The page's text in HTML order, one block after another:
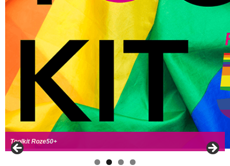
Roze50+ zoekt coll
Toolkit Roze50+
Handboek Roze Loper
Handreiking voor Roze 50+ ambassadeurs